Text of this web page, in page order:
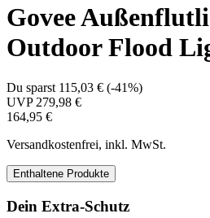
Govee
Outdoor Flood
Du sparst 115,03 € (-41%)
UVP 279,98 €
164,95 €
Versandkostenfrei, inkl. MwSt.
Enthaltene Produkte
Dein Extra-Schutz